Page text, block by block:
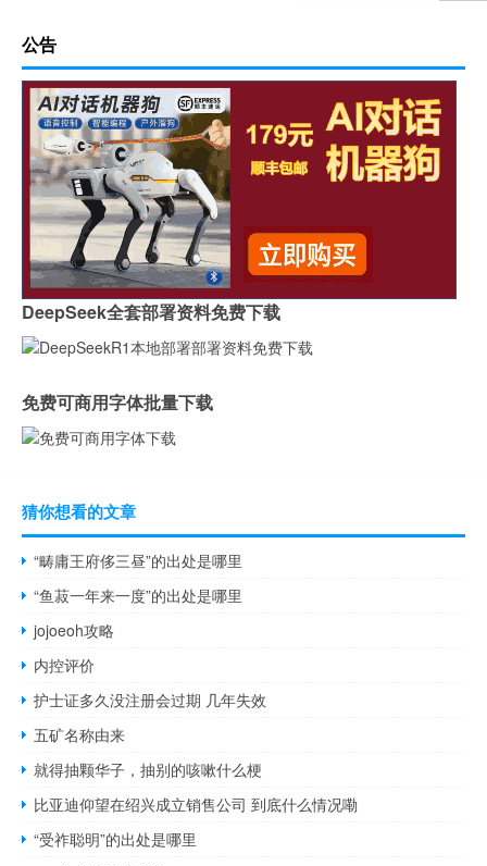
公告
DeepSeek全套部署资料免费下载
免费可商用字体批量下载
猜你想看的文章
“畴庸王府侈三昼”的出处是哪里
“鱼菽一年来一度”的出处是哪里
jojoeoh攻略
内控评价
护士证多久没注册会过期 几年失效
五矿名称由来
就得抽颗华子，抽别的咳嗽什么梗
比亚迪仰望在绍兴成立销售公司 到底什么情况嘞
“受祚聪明”的出处是哪里